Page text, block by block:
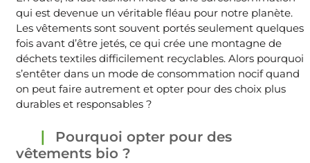
qui est devenue un véritable fléau pour notre planète.
Les vêtements sont souvent portés seulement quelques
fois avant d’être jetés, ce qui crée une montagne de
déchets textiles difficilement recyclables. Alors pourquoi
s’entêter dans un mode de consommation nocif quand
on peut faire autrement et opter pour des choix plus
durables et responsables ?
Pourquoi opter pour des
vêtements bio ?